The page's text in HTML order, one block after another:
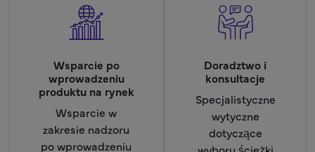
Wsparcie po
wprowadzeniu
produktu na rynek
Wsparcie w
zakresie nadzoru
po wprowadzeniu
Doradztwo i
konsultacje
Specjalistyczne
wytyczne
dotyczące